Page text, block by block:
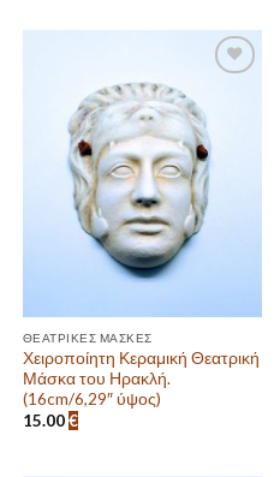
Πρόσθεσε
στην λίστα
επιθυμιών
ΘΕΑΤΡΙΚΈΣ ΜΆΣΚΕΣ
Χειροποίητη Κεραμική Θεατρική
Μάσκα του Ηρακλή.
(16cm/6,29″ ύψος)
15.00€